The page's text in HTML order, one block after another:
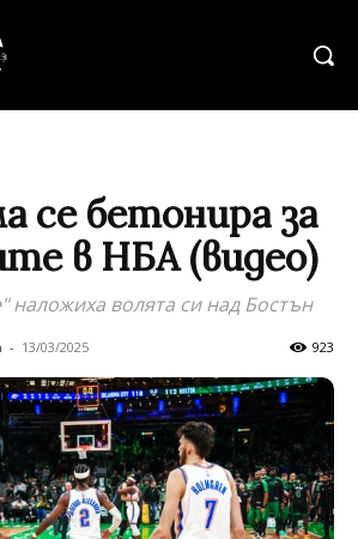
се бетонира за
в НБА (видео)
наложиха волята си над Бостън
- 13/03/2025 923